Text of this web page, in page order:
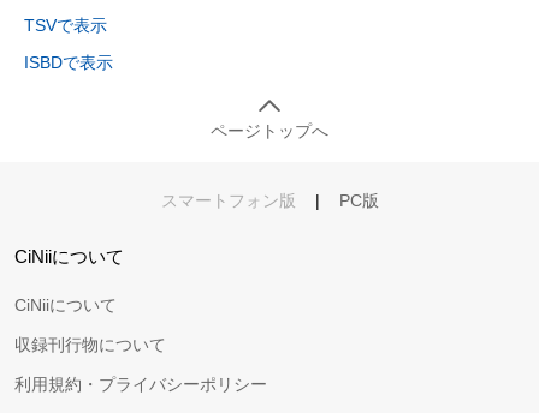
TSVで表示
ISBDで表示
ページトップへ
スマートフォン版 | PC版
CiNiiについて
CiNiiについて
収録刊行物について
利用規約・プライバシーポリシー